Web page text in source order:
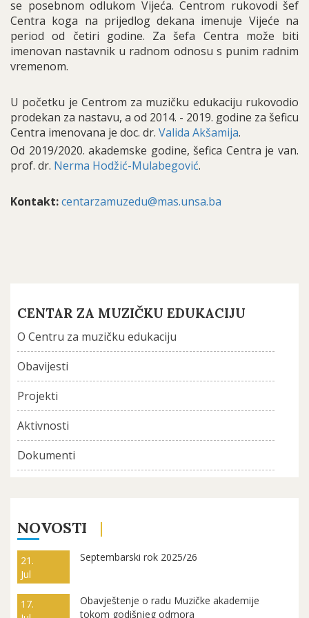
se posebnom odlukom Vijeća. Centrom rukovodi šef
Centra koga na prijedlog dekana imenuje Vijeće na
period od četiri godine. Za šefa Centra može biti
imenovan nastavnik u radnom odnosu s punim radnim
vremenom.
U početku je Centrom za muzičku edukaciju rukovodio
prodekan za nastavu, a od 2014. - 2019. godine za šeficu
Centra imenovana je doc. dr. Valida Akšamija.
Od 2019/2020. akademske godine, šefica Centra je van.
prof. dr. Nerma Hodžić-Mulabegović.
Kontakt:centarzamuzedu@mas.unsa.ba
CENTAR ZA MUZIČKU EDUKACIJU
O Centru za muzičku edukaciju
Obavijesti
Projekti
Aktivnosti
Dokumenti
NOVOSTI
21.
Jul
Septembarski rok 2025/26
17.
Obavještenje o radu Muzičke akademije
tokom godišnjeg odmora